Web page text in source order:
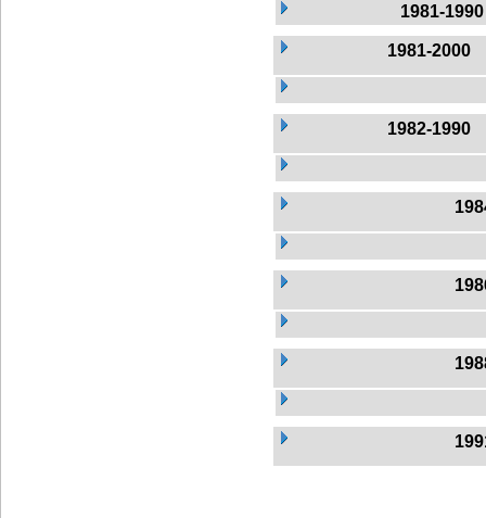
1981-1990
1981-2000
1982-1990